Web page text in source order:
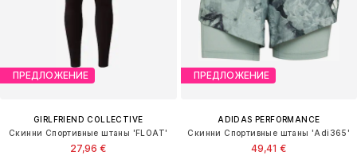
ПРЕДЛОЖЕНИЕ
GIRLFRIEND COLLECTIVE
Скинни Спортивные штаны 'FLOAT'
27,96 €
ПРЕДЛОЖЕНИЕ
ADIDAS PERFORMANCE
Скинни Спортивные штаны 'Adi365'
49,41 €